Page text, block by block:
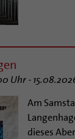
Uhr -
Am
dieses